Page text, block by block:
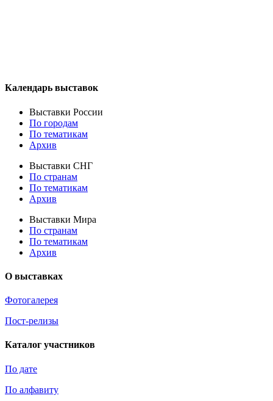
Календарь выставок
Выставки России
По городам
По тематикам
Архив
Выставки СНГ
По странам
По тематикам
Архив
Выставки Мира
По странам
По тематикам
Архив
О выставках
Фотогалерея
Пост-релизы
Каталог участников
По дате
По алфавиту